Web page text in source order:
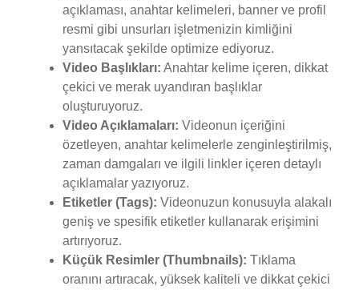
açıklaması, anahtar kelimeleri, banner ve profil
resmi gibi unsurları işletmenizin kimliğini
yansıtacak şekilde optimize ediyoruz.
Video Başlıkları: Anahtar kelime içeren, dikkat
çekici ve merak uyandıran başlıklar
oluşturuyoruz.
Video Açıklamaları: Videonun içeriğini
özetleyen, anahtar kelimelerle zenginleştirilmiş,
zaman damgaları ve ilgili linkler içeren detaylı
açıklamalar yazıyoruz.
Etiketler (Tags): Videonuzun konusuyla alakalı
geniş ve spesifik etiketler kullanarak erişimini
artırıyoruz.
Küçük Resimler (Thumbnails): Tıklama
oranını artıracak, yüksek kaliteli ve dikkat çekici